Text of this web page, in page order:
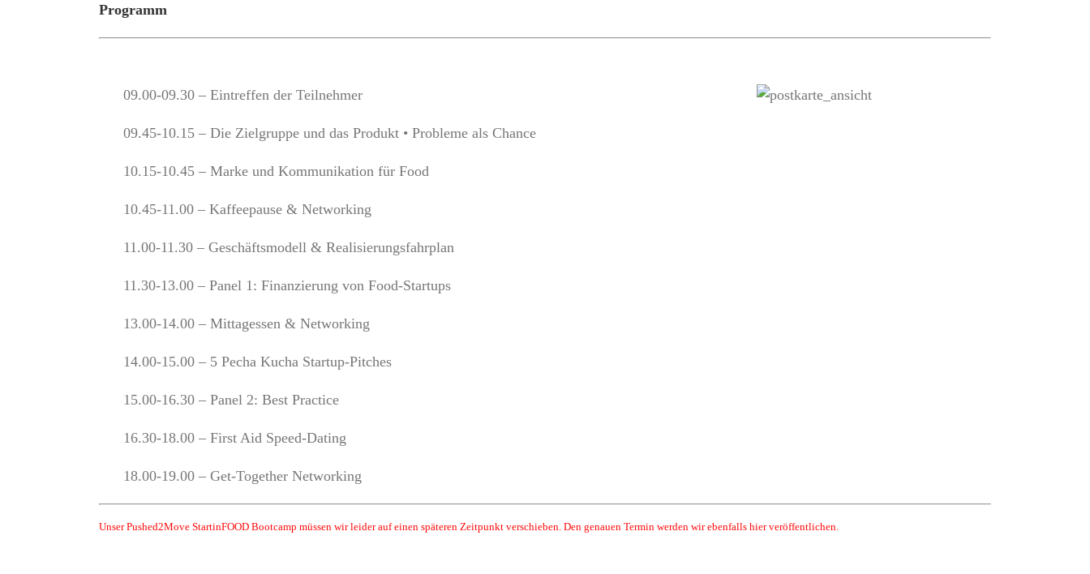
Programm
09.00-09.30 – Eintreffen der Teilnehmer
09.45-10.15 – Die Zielgruppe und das Produkt • Probleme als Chance
10.15-10.45 – Marke und Kommunikation für Food
10.45-11.00 – Kaffeepause & Networking
11.00-11.30 – Geschäftsmodell & Realisierungsfahrplan
11.30-13.00 – Panel 1: Finanzierung von Food-Startups
13.00-14.00 – Mittagessen & Networking
14.00-15.00 – 5 Pecha Kucha Startup-Pitches
15.00-16.30 – Panel 2: Best Practice
16.30-18.00 – First Aid Speed-Dating
18.00-19.00 – Get-Together Networking
Unser Pushed2Move StartinFOOD Bootcamp müssen wir leider auf einen späteren Zeitpunkt verschieben. Den genauen Termin werden wir ebenfalls hier veröffentlichen.